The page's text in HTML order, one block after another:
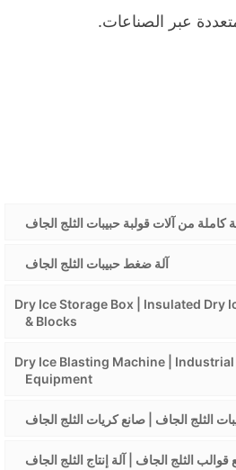
عبر الصناعات.
كاملة من آلات قولبة حبيبات الثلج الجاف
آلة ضغط حبيبات الثلج الجاف
Dry Ice Storage Box | Insulated Dry
& Blocks
Dry Ice Blasting Machine |
Equipment
الثلج الجاف | صانع كريات الثلج الجاف
قوالب الثلج الجاف | آلة إنتاج الثلج الجاف